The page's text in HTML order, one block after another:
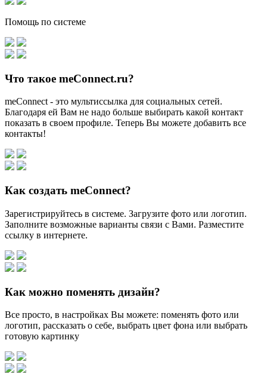
Помощь по системе
Что такое meConnect.ru?
meConnect - это мультиссылка для социальных сетей.
Благодаря ей Вам не надо больше выбирать какой контакт
показать в своем профиле. Теперь Вы можете добавить все
контакты!
Как создать meConnect?
Зарегистрируйтесь в системе. Загрузите фото или логотип.
Заполните возможные варианты связи с Вами. Разместите
ссылку в интернете.
Как можно поменять дизайн?
Все просто, в настройках Вы можете: поменять фото или
логотип, рассказать о себе, выбрать цвет фона или выбрать
готовую картинку